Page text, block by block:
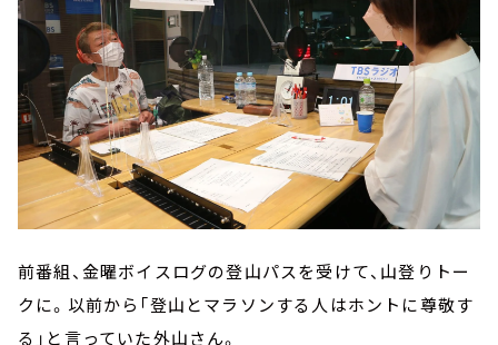
前番組、金曜ボイスログの登山パスを受けて、山登りトー
クに。以前から「登山とマラソンする人はホントに尊敬す
る」と言っていた外山さん。